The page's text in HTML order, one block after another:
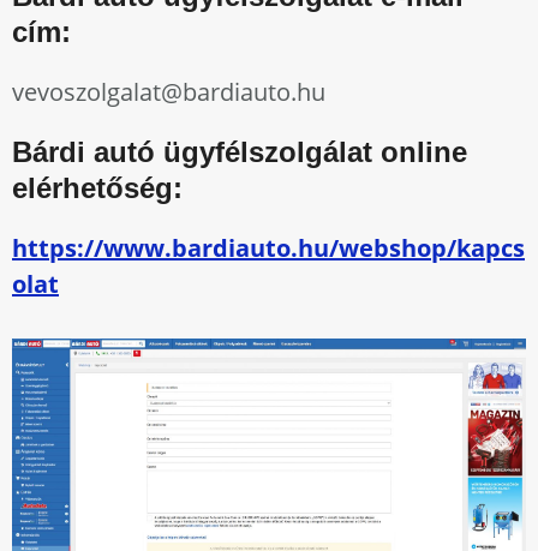
cím:
vevoszolgalat@bardiauto.hu
Bárdi autó ügyfélszolgálat online
elérhetőség:
https://www.bardiauto.hu/webshop/kapcs
olat